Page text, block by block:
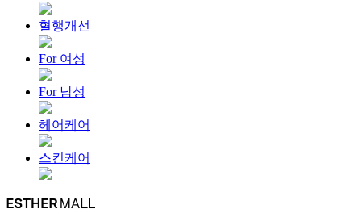
혈행개선
For 여성
For 남성
헤어케어
스킨케어